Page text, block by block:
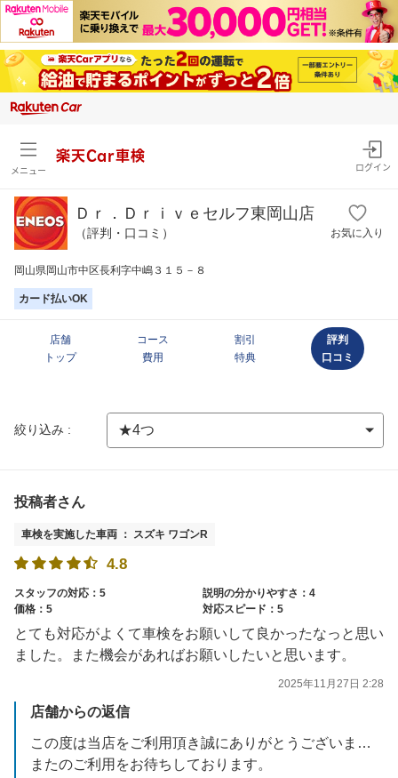
メニュー
楽天Car車検
ログイン
Ｄｒ．Ｄｒｉｖｅセルフ東岡山店
（評判・口コミ） お気に入り
岡山県岡山市中区長利字中嶋３１５－８
カード払いOK
店舗
トップ
コース
費用
割引
特典
評判
口コミ
絞り込み :
投稿者さん
車検を実施した車両 ： スズキ ワゴンR
4.8
スタッフの対応：5
説明の分かりやすさ：4
価格：5
対応スピード：5
とても対応がよくて車検をお願いして良かったなっと思い
ました。また機会があればお願いしたいと思います。
2025年11月27日 2:28
店舗からの返信
この度は当店をご利用頂き誠にありがとうございました。
またのご利用をお待ちしております。